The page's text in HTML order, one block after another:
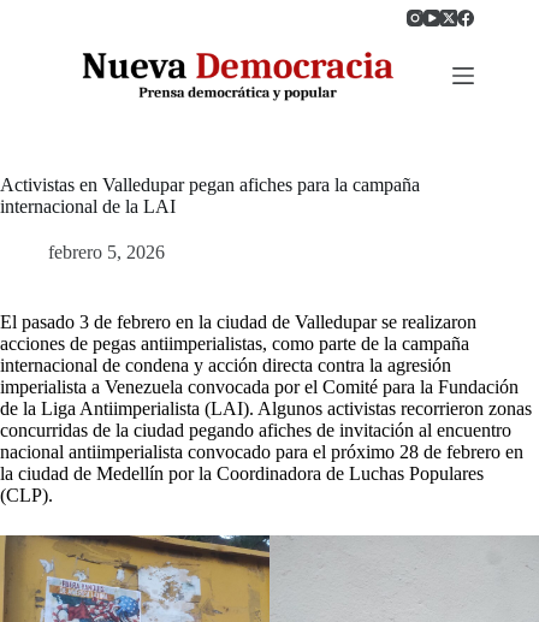
Activistas en Valledupar pegan afiches para la campaña
internacional de la LAI
febrero 5, 2026
El pasado 3 de febrero en la ciudad de Valledupar se realizaron
acciones de pegas antiimperialistas, como parte de la campaña
internacional de condena y acción directa contra la agresión
imperialista a Venezuela convocada por el Comité para la Fundación
de la Liga Antiimperialista (LAI). Algunos activistas recorrieron zonas
concurridas de la ciudad pegando afiches de invitación al encuentro
nacional antiimperialista convocado para el próximo 28 de febrero en
la ciudad de Medellín por la Coordinadora de Luchas Populares
(CLP).